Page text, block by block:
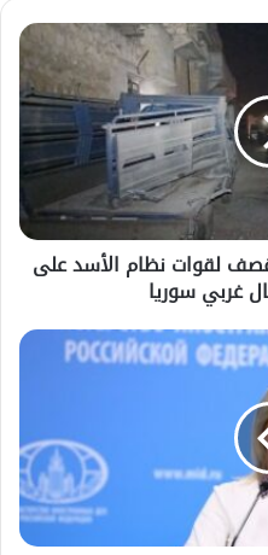
تختفي
لقوات نظام الأسد على
غربي سوريا